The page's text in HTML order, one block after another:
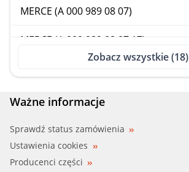
LANCIA
LAND ROVER
LEXUS
MAZDA
MERCE (A 000 989 08 07)
MERCE (A 000 989 08 07 17)
VAG (B 000 700 A3)
VAG (B 000 700 B3)
Zobacz wszystkie (18)
Ważne informacje
Sprawdź status zamówienia
Ustawienia cookies
Producenci części